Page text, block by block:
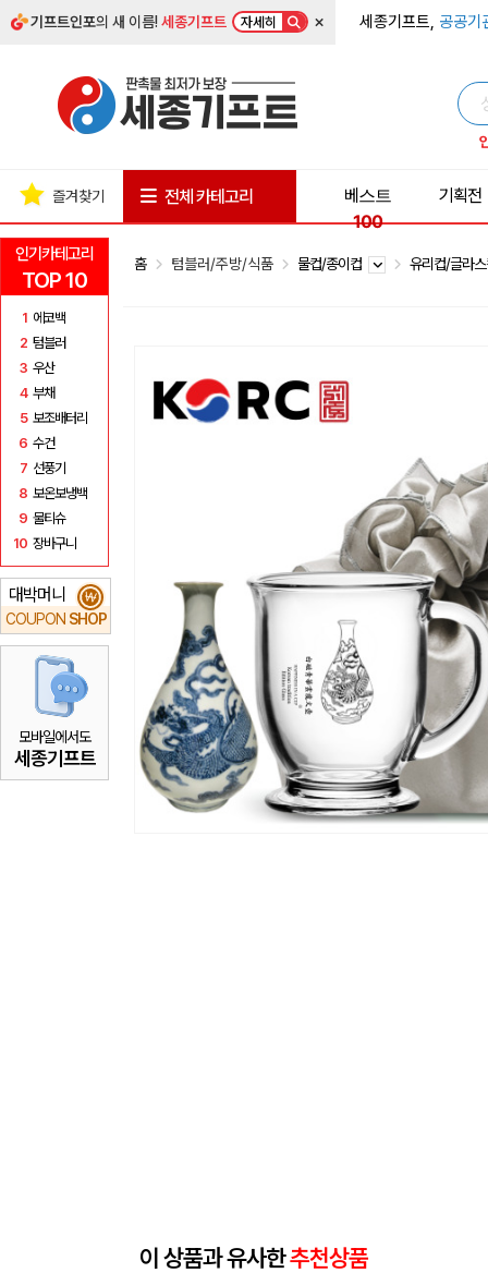
기프트인포의 새 이름!세종기프트 자세히 × 세종기프트, 공공기
인기카테고리
TOP 10
1 에코백
2 텀블러
3 우산
4 부채
5 보조배터리
6 수건
7 선풍기
8 보온보냉백
9 물티슈
10 장바구니
대박머니
COUPON SHOP
₩
모바일에서도
세종기프트
즐겨찾기 전체 카테고리
베스트
100
기획전
홈 텀블러/주방/식품 물컵/종이컵 유리컵/글라
이 상품과 유사한추천상품